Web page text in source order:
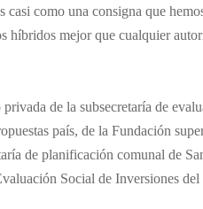
casi como una consigna que
híbridos mejor que cualquier
de la subsecretaría de
país, de la Fundación
de planificación comunal de
Social de Inversiones